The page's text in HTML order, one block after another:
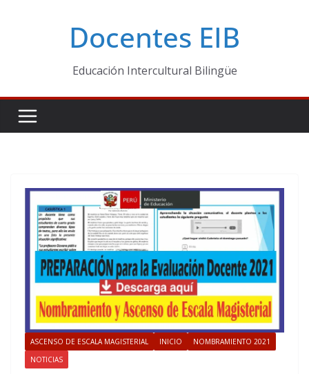
Docentes EIB
Educación Intercultural Bilingüe
ASCENSO DE ESCALA MAGISTERIAL INICIO
NOMBRAMIENTO 2021
NOTICIAS